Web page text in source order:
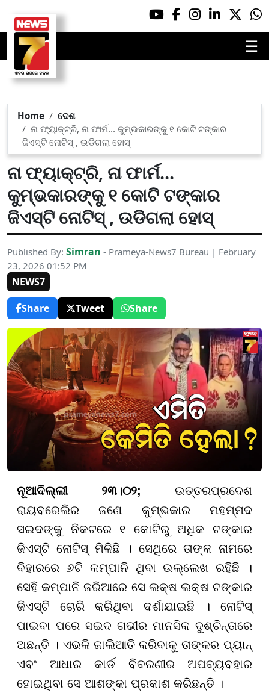
☰
Home
ଦେଶ
ନା ଫ୍ୟାକ୍ଟ୍ରି, ନା ଫାର୍ମ... କୁମ୍ଭକାରଙ୍କୁ ୧ କୋଟି ଟଙ୍କାର
ଜିଏସ୍‌ଟି ନୋଟିସ୍ , ଉଡିଗଲା ହୋସ୍
ନା ଫ୍ୟାକ୍ଟ୍ରି, ନା ଫାର୍ମ...
କୁମ୍ଭକାରଙ୍କୁ ୧ କୋଟି ଟଙ୍କାର
ଜିଏସ୍‌ଟି ନୋଟିସ୍ , ଉଡିଗଲା ହୋସ୍
Published By: Simran - Prameya-News7 Bureau | February
23, 2026 01:52 PM
NEWS7
Share
Tweet Share
ନୂଆଦିଲ୍ଲୀ ୨୩।୦୨; ଉତ୍ତରପ୍ରଦେଶ
ରାୟବରେଲିର ଜଣେ କୁମ୍ଭକାର ମହମ୍ମଦ
ସଇଦଙ୍କୁ ନିକଟରେ ୧ କୋଟିରୁ ଅଧିକ ଟଙ୍କାର
ଜିଏସ୍ଟି ନୋଟିସ୍ ମିଳିଛି । ସେଥିରେ ତାଙ୍କ ନାମରେ
ବିହାରରେ ୬ଟି କମ୍ପାନି ଥିବା ଉଲ୍ଲେଖ ରହିଛି ।
ସେହି କମ୍ପାନି ଜରିଆରେ ସେ ଲକ୍ଷ ଲକ୍ଷ ଟଙ୍କାର
ଜିଏସ୍ଟି ଚୋରି କରିଥିବା ଦର୍ଶାଯାଇଛି । ନୋଟିସ୍
ପାଇବା ପରେ ସଇଦ ଗଭୀର ମାନସିକ ଦୁଶ୍ଚିନ୍ତାରେ
ଅଛନ୍ତି । ଏଭଳି ଜାଲିଆତି କରିବାକୁ ତାଙ୍କର ପ୍ୟାନ୍
ଏବଂ ଆଧାର କାର୍ଡ ବିବରଣୀର ଅପବ୍ୟବହାର
ହୋଇଥିବା ସେ ଆଶଙ୍କା ପ୍ରକାଶ କରିଛନ୍ତି ।